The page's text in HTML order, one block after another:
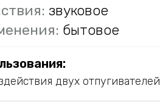
звуковое
бытовое
двух